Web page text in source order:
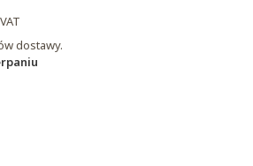
VAT
dostawy.